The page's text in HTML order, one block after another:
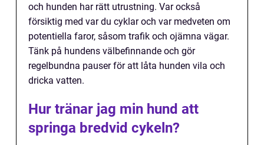
och hunden har rätt utrustning. Var också
försiktig med var du cyklar och var medveten om
potentiella faror, såsom trafik och ojämna vägar.
Tänk på hundens välbefinnande och gör
regelbundna pauser för att låta hunden vila och
dricka vatten.
Hur tränar jag min hund att
springa bredvid cykeln?